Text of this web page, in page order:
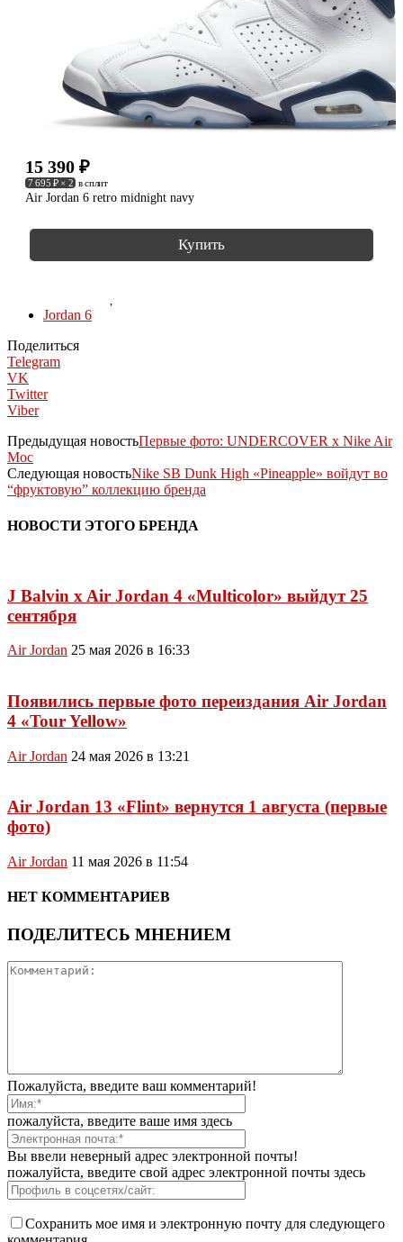
Air Jordan 6 retro midnight navy
15 390 ₽
7 695 ₽ × 2 в сплит
Купить
Jordan 6
Поделиться
Telegram
VK
Twitter
Viber
Предыдущая новостьПервые фото: UNDERCOVER x Nike Air
Moc
Следующая новостьNike SB Dunk High «Pineapple» войдут во
“фруктовую” коллекцию бренда
НОВОСТИ ЭТОГО БРЕНДА
J Balvin x Air Jordan 4 «Multicolor» выйдут 25
сентября
Air Jordan 25 мая 2026 в 16:33
Появились первые фото переиздания Air Jordan
4 «Tour Yellow»
Air Jordan 24 мая 2026 в 13:21
Air Jordan 13 «Flint» вернутся 1 августа (первые
фото)
Air Jordan 11 мая 2026 в 11:54
НЕТ КОММЕНТАРИЕВ
ПОДЕЛИТЕСЬ МНЕНИЕМ
Пожалуйста, введите ваш комментарий!
пожалуйста, введите ваше имя здесь
Вы ввели неверный адрес электронной почты!
пожалуйста, введите свой адрес электронной почты здесь
Сохранить мое имя и электронную почту для следующего